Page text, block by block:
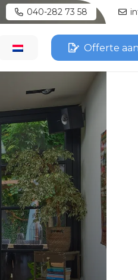
040-282 73 58
Offerte